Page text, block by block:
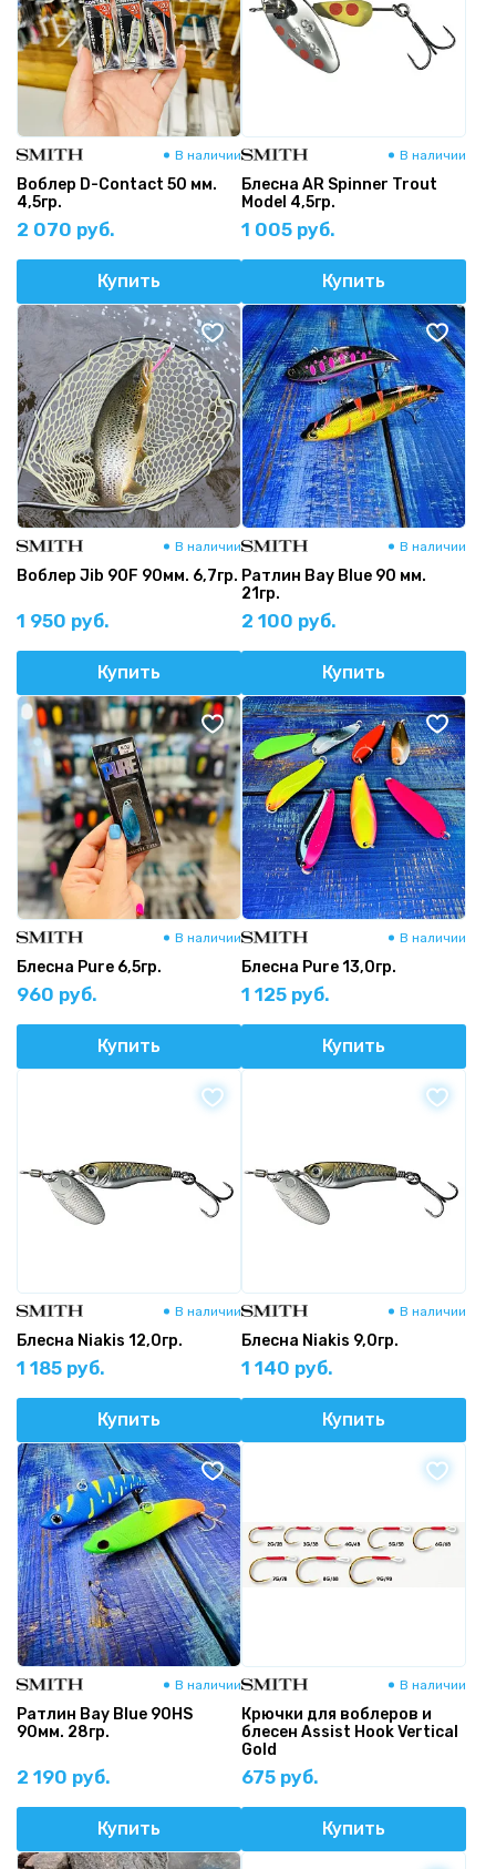
В наличии
Воблер D-Contact 50 мм.
4,5гр.
2 070 руб.
Купить
В наличии
Блесна AR Spinner Trout
Model 4,5гр.
1 005 руб.
Купить
В наличии
Воблер Jib 90F 90мм. 6,7гр.
1 950 руб.
Купить
В наличии
Ратлин Bay Blue 90 мм.
21гр.
2 100 руб.
Купить
В наличии
Блесна Pure 6,5гр.
960 руб.
Купить
В наличии
Блесна Pure 13,0гр.
1 125 руб.
Купить
В наличии
Блесна Niakis 12,0гр.
1 185 руб.
Купить
В наличии
Блесна Niakis 9,0гр.
1 140 руб.
Купить
В наличии
Ратлин Bay Blue 90HS
90мм. 28гр.
2 190 руб.
Купить
В наличии
Крючки для воблеров и
блесен Assist Hook Vertical
Gold
675 руб.
Купить